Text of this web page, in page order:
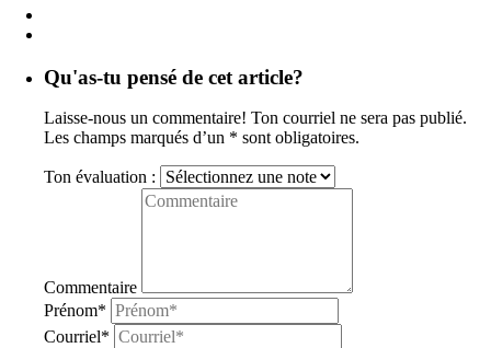
Qu'as-tu pensé de cet article?
Laisse-nous un commentaire! Ton courriel ne sera pas publié.
Les champs marqués d’un * sont obligatoires.
Ton évaluation :
Commentaire
Prénom*
Courriel*